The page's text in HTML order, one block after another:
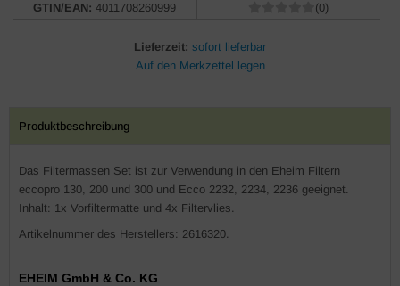
GTIN/EAN: 4011708260999
(0)
Lieferzeit: sofort lieferbar
Produktbeschreibung
Das Filtermassen Set ist zur Verwendung in den Eheim Filtern
eccopro 130, 200 und 300 und Ecco 2232, 2234, 2236 geeignet.
Inhalt: 1x Vorfiltermatte und 4x Filtervlies.
Artikelnummer des Herstellers: 2616320.
EHEIM GmbH & Co. KG